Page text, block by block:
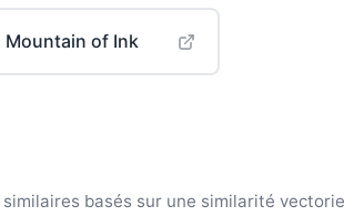
Mountain of Ink
basés sur une similarité